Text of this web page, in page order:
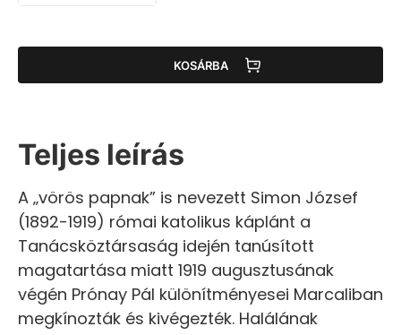
KOSÁRBA
Teljes leírás
A „vörös papnak” is nevezett Simon József
(1892-1919) római katolikus káplánt a
Tanácsköztársaság idején tanúsított
magatartása miatt 1919 augusztusának
végén Prónay Pál különítményesei Marcaliban
megkínozták és kivégezték. Halálának